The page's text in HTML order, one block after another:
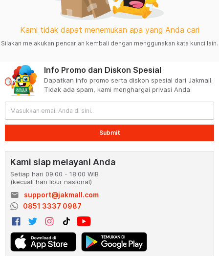
Kami tidak dapat menemukan apa yang Anda cari
Silakan melakukan pencarian kembali dengan menggunakan kata kunci lain.
Info Promo dan Diskon Spesial
Dapatkan info promo serta diskon spesial dari Jakmall.
Tidak ada spam, kami menghargai privasi Anda
Submit
Kami siap melayani Anda
Setiap hari 09:00 - 18:00 WIB
(kecuali hari libur nasional)
email
support@jakmall.com
0851 3337 0987